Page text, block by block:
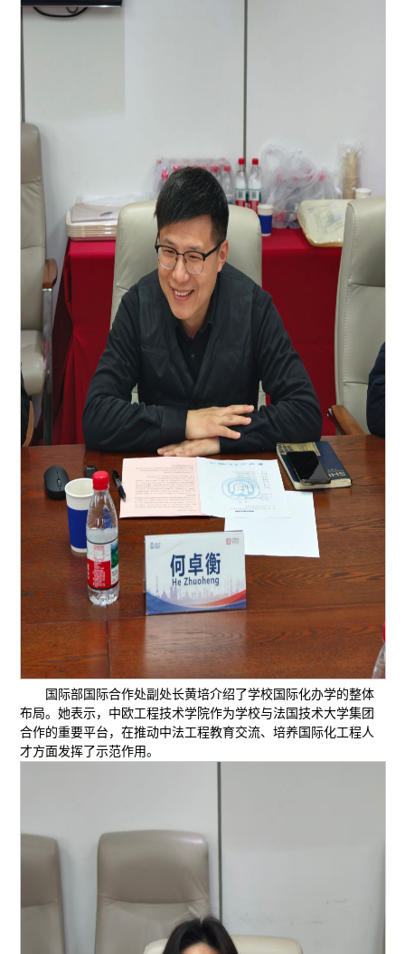
国际部国际合作处副处长黄培介绍了学校国际化办学的整体
布局。她表示，中欧工程技术学院作为学校与法国技术大学集团
合作的重要平台，在推动中法工程教育交流、培养国际化工程人
才方面发挥了示范作用。